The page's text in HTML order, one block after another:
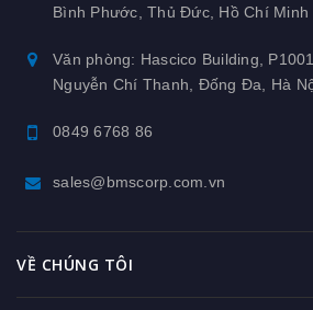
Bình Phước, Thủ Đức, Hồ Chí Minh
Văn phòng: Hascico Building,
Nguyễn Chí Thanh, Đống Đa, Hà
0849 6768 86
sales@bmscorp.com.vn
VỀ CHÚNG TÔI